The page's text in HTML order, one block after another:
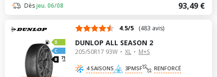
93,49 €
Dèsjeu. 06/08
71
dB
4.5/5 (483 avis)
DUNLOP ALL SEASON 2
205/50R17 93W XL M+S
4 SAISONS 3PMSF RENFORCÉ